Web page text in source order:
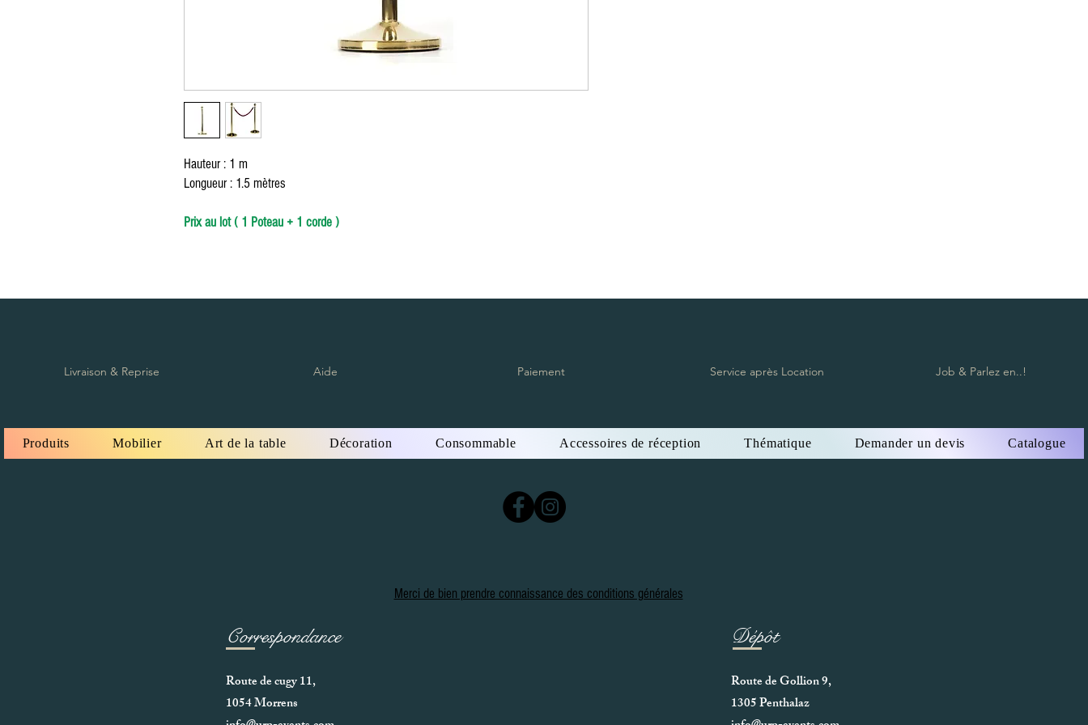
Zug furniture rental, Furniture rental, Round Table, Rectangular Table, High Table, Table Mange débout, Table cover, Round tablecloth, square tablecloth, rectangular tablecloth, Chair, Napoleon Chair, Chiavari Chair, Rope posts, Rope post, Sofa, Pouf, Baroque furniture, Vintage furniture,
Red carpet, exhibition, conference, event, separation, partition, wooden chair, plexiglass chair, Mirror, Table decoration, Wedding, Tableware, Gatsby decoration, decoration, decor, Armchair , Light furniture, Wine glass, water glass, Bar stool, Candlestick, Vase, Lighting, Tealight holder,
cushion, table knife, table fork, spoon, Chair cover, Napkin, Vegetation, Totem, Stele, Pipe and Dripe, Curtains, screen,
Möbelverleih, Eventverleih Lausanne Bern Freiburg Zürich, Möbelverleih in Lausanne Bern Freiburg Zürich, Stuhlverleih in Lausanne Bern Freiburg Zürich, Vermietung von Möbeln und Stühlen in Bern in Freiburg in Zürich, Vermietung von Möbeln und Dekorationen Lausanne Bern
Freiburg Zürich, Vermietung von Möbeln in der Schweiz, Vermietung von Möbeln in Lausanne, Vermietung von Möbeln in Montreux, Vermietung von Möbeln in Zürich, Vermietung von Möbeln im Wallis, Vermietung von Möbeln in Lausanne, Vermietung von Möbeln in Luzern, Vermietung
von Möbeln Nyon, Vermietung von Möbeln in Genf, Vermietung von Möbeln in Bern, Vermietung von Möbeln in Bale, Vermietung von Möbeln in Saint-Moritz, Vermietung von Möbeln in Davos, Vermietung von Möbeln Gstaad, Vermietung von Möbeln in Verbier, Vermietung von Möbeln in
Möbelverlei, Runder Tisch, rechteckiger Tisch, hoher Tisch, Tischdekoration, Tischdecke, runde Tischdecke, quadratische Tischdecke, rechteckige Tischdecke, Stuhl, Napoleon-Stuhl, Chiavari-Stuhl, Seilpfosten, Seilpfosten, Sofa, Hocker, Barockmöbel, Vintage-Möbel, Roter Teppich,
Ausstellung, Konferenz, Veranstaltung, Trennung, Trennwand, Holzstuhl, Plexiglasstuhl, Spiegel, Tischdekoration, Hochzeit, Geschirr, Gatsby-Dekoration, Dekoration, Dekor, Sessel , Leichte Möbel, Weinglas, Wasserglas, Barhocker, Kerzenhalter, Vase, Beleuchtung, Teelichthalter,
Kissen, Tischmesser, Tischgabel, Löffel, Stuhlbezug, Serviette, Vegetation, Totem, Stele, Pipe and Dripe, Vorhänge, Bildschirm,
Hauteur : 1 m
Longueur : 1.5 mètres
Prix au lot ( 1 Poteau + 1 corde )
Produits Mobilier Art de la table Décoration Consommable Accessoires de réception Thématique Demander un devis Catalogue
Merci de bien prendre connaissance des conditions générales
Correspondance
Route de cugy 11,
1054 Morrens
Dépôt
Route de Gollion 9,
1305 Penthalaz
Livraison & Reprise Aide Paiement Service après Location Job & Parlez en..!